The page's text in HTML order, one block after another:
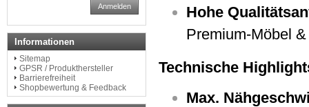
Hohe
Premium-Möbel
Technische
Max.
Anmelden
Informationen
Sitemap
GPSR / Produkthersteller
Barrierefreiheit
Shopbewertung & Feedback